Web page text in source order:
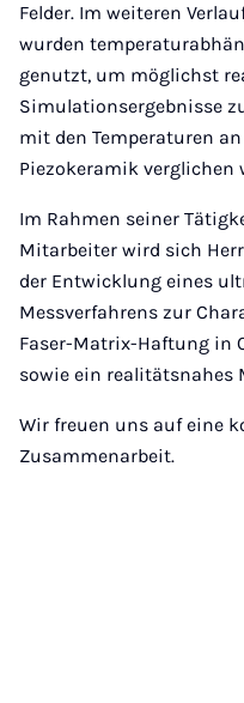
Felder. Im weiteren
wurden
genutzt, um möglichst
Simulationsergebnisse
mit den Temperaturen
Piezokeramik verglichen
Im Rahmen seiner
Mitarbeiter wird sich
der Entwicklung eines
Messverfahrens zur
Faser-Matrix-Haftung in
sowie ein realitätsnahes
Wir freuen uns auf eine
Zusammenarbeit.